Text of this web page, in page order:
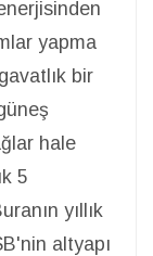
yapma
bir
hale
5
yıllık
altyapı